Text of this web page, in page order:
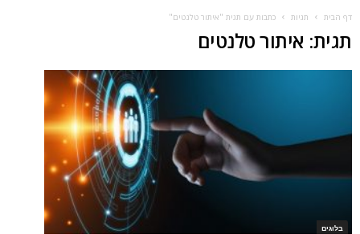
דף הבית תגיות כתבות עם תגית "איתור טלנטים"
תגית: איתור טלנטים
בלוגים